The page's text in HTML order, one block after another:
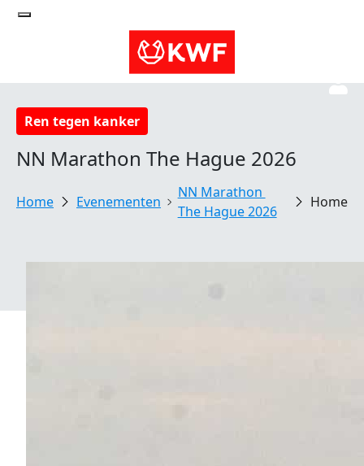
Ren tegen kanker
NN Marathon The Hague 2026
Evenementen
NN Marathon
The Hague 2026
Home